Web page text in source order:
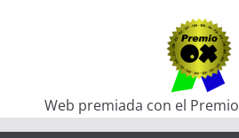
Web premiada con el